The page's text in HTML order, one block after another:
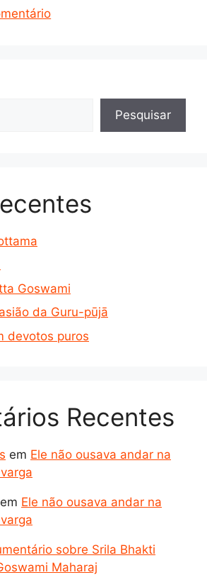
Pesquisar
Goswami
da Guru-pūjā
devotos puros
Recentes
em Ele não ousava andar na
em Ele não ousava andar na
sobre Srila Bhakti
Maharaj